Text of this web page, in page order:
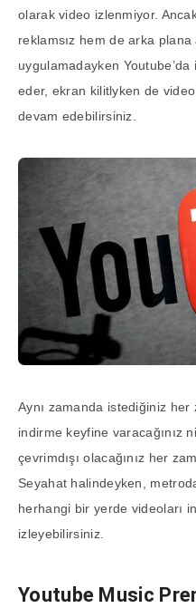
olarak video izlenmiyor.
reklamsız hem de arka plana
uygulamadayken
eder, ekran kilitlyken de
devam edebilirsiniz.
Aynı zamanda istediğiniz her
indirme keyfine varacağınız
çevrimdışı olacağınız her
Seyahat halindeyken,
herhangi bir yerde videoları
izleyebilirsiniz.
Youtube Music